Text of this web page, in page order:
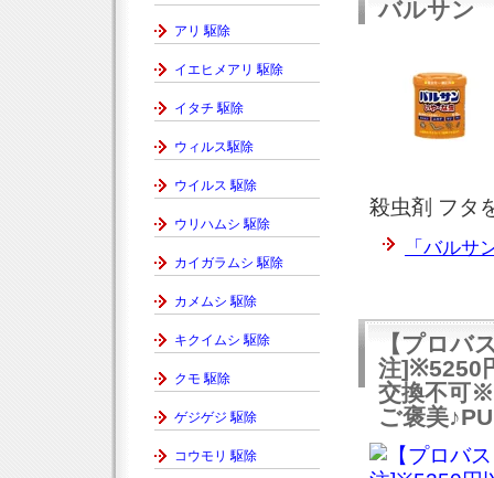
バルサン
殺虫剤 フタ
「バル
【プロバ
注]※5250
交換不可※
ご褒美
アリ 駆除
イエヒメアリ 駆除
イタチ 駆除
ウィルス駆除
ウイルス 駆除
ウリハムシ 駆除
カイガラムシ 駆除
カメムシ 駆除
キクイムシ 駆除
クモ 駆除
ゲジゲジ 駆除
コウモリ 駆除